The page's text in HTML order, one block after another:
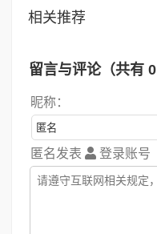
相关推荐
留言与评论（共有 0
昵称：
匿名发表 登录账号